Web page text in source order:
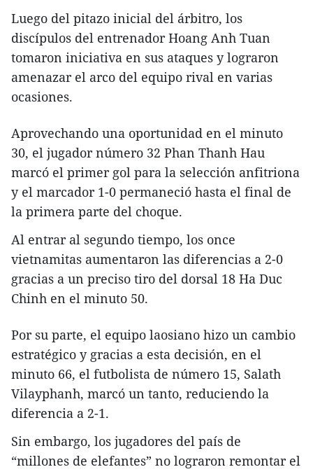
Luego del pitazo inicial del árbitro, los
discípulos del entrenador Hoang Anh Tuan
tomaron iniciativa en sus ataques y lograron
amenazar el arco del equipo rival en varias
ocasiones.
Aprovechando una oportunidad en el minuto
30, el jugador número 32 Phan Thanh Hau
marcó el primer gol para la selección anfitriona
y el marcador 1-0 permaneció hasta el final de
la primera parte del choque.
Al entrar al segundo tiempo, los once
vietnamitas aumentaron las diferencias a 2-0
gracias a un preciso tiro del dorsal 18 Ha Duc
Chinh en el minuto 50.
Por su parte, el equipo laosiano hizo un cambio
estratégico y gracias a esta decisión, en el
minuto 66, el futbolista de número 15, Salath
Vilayphanh, marcó un tanto, reduciendo la
diferencia a 2-1.
Sin embargo, los jugadores del país de
“millones de elefantes” no lograron remontar el